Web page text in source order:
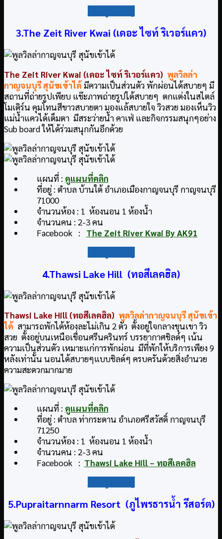
3.The Zeit River Kwai (เดอะ ไซท์ ริเวอร์แคว)
The Zeit River Kwai (เดอะ ไซท์ ริเวอร์แคว) พูลวิลล่า
กาญจนบุรี สุนัขเข้าได้มีความเป็นส่วนตัว พักผ่อนได้สบายๆ มี
สถานที่ถ่ายรูปเพียบ แช๊ะภาพถ่ายรูปได้สบายๆ ตกแต่งในสไตล์
โมเดิร์น คุมโทนสีขาวสบายตา มองแล้สบายใจ วิวสวย มองเห็นวิว
แม่น้ำแควได้เต็มตา มีสระว่ายน้ำ คาเฟ่ และกิจกรรมสนุกๆอย่าง
Sub board ให้ได้ร่วมสนุกกันอีกด้วย
แผนที่ : ดูแผนที่คลิก
ที่อยู่ : ตำบล บ้านใต้ อำเภอเมืองกาญจนบุรี กาญจนบุรี
71000
จำนวนห้อง : 1 ห้องนอน 1 ห้องน้ำ
จำนวนคน : 2-3 คน
Facebook :
The Zeit River Kwai By AK91
4.Thawsi Lake Hill (ทอสีเลคฮิล)
Thawsi Lake Hill (ทอสีเลคฮิล) พูลวิลล่ากาญจนบุรี สุนัขเข้า
ได้ สามารถพักได้ห้องละไม่เกิน 2 ตัว ตั้งอยู่ใจกลางขุนเขา วิว
สวย ตั้งอยู่บนเหนือเขื่อนศรีนครินทร์ บรรยากาศชิลด์ๆ เน้น
ความเป็นส่วนตัว เหมาะแก่การพักผ่อน มีที่พักให้บริการเพียง 9
หลังเท่านั้น นอนได้สบายๆแบบชิลด์ๆ ครบครันด้วยสิ่งอำนวย
ความสะดวกมากมาย
แผนที่ : ดูแผนที่คลิก
ที่อยู่ : ตำบล ท่ากระดาน อำเภอศรีสวัสดิ์ กาญจนบุรี
71250
จำนวนห้อง : 1 ห้องนอน 1 ห้องน้ำ
จำนวนคน : 2-3 คน
Facebook : Thawsi Lake Hill – ทอสีเลคฮิล
5.Pupraitarnnarm Resort (ภูไพรธารน้ำ รีสอร์ต)